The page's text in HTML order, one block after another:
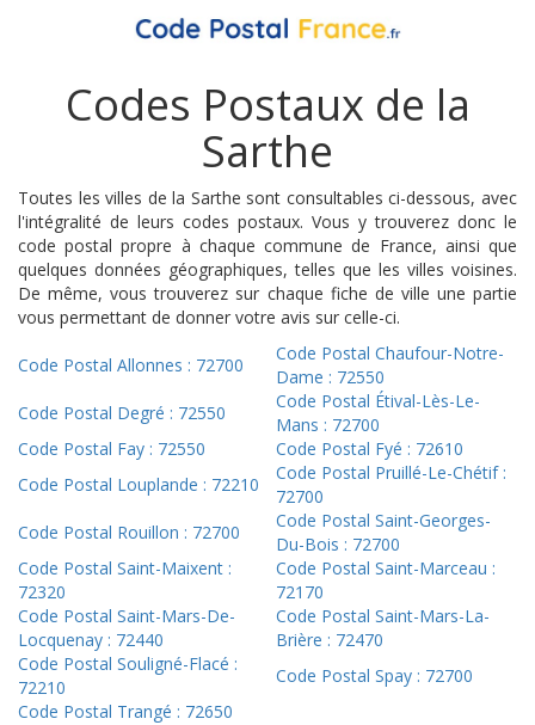
Codes Postaux de la
Sarthe
Toutes les villes de la Sarthe sont consultables ci-dessous, avec
l'intégralité de leurs codes postaux. Vous y trouverez donc le
code postal propre à chaque commune de France, ainsi que
quelques données géographiques, telles que les villes voisines.
De même, vous trouverez sur chaque fiche de ville une partie
vous permettant de donner votre avis sur celle-ci.
Code Postal Allonnes : 72700
Code Postal Chaufour-Notre-
Dame : 72550
Code Postal Degré : 72550
Code Postal Étival-Lès-Le-
Mans : 72700
Code Postal Fay : 72550
Code Postal Fyé : 72610
Code Postal Louplande : 72210
Code Postal Pruillé-Le-Chétif :
72700
Code Postal Rouillon : 72700
Code Postal Saint-Georges-
Du-Bois : 72700
Code Postal Saint-Maixent :
72320
Code Postal Saint-Marceau :
72170
Code Postal Saint-Mars-De-
Locquenay : 72440
Code Postal Saint-Mars-La-
Brière : 72470
Code Postal Souligné-Flacé :
72210
Code Postal Spay : 72700
Code Postal Trangé : 72650